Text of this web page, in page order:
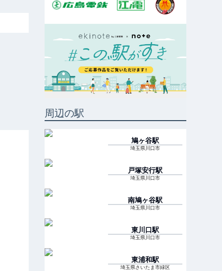
周辺の駅
鳩ヶ谷駅
埼玉県川口市
戸塚安行駅
埼玉県川口市
南鳩ヶ谷駅
埼玉県川口市
東川口駅
埼玉県川口市
東浦和駅
埼玉県さいたま市緑区